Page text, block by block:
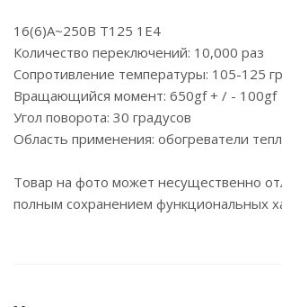
16(6)А~250В T125 1E4
Количество переключений: 10,000 раз
Сопротивление температуры: 105-125
Вращающийся момент: 650gf + / - 100gf
Угол поворота: 30 градусов
Область применения: обогреватели
Товар на фото может несущественно
полным сохранением функциональных